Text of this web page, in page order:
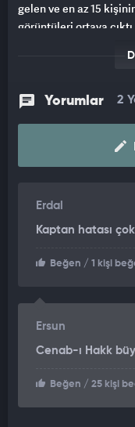
gelen ve en az 15
görüntüleri ortaya
görüntülerinde, kalkış
İçinde 3 mürettebat
sonra irtifa
yerleşim yerine
Yorumlar 2
Erdal
Kaptan hatası
Beğen / 1 kişi
Ersun
Cenab-ı Hakk
Beğen / 25 kişi